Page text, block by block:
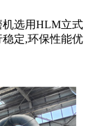
机选用HLM立式
定,环保性能优